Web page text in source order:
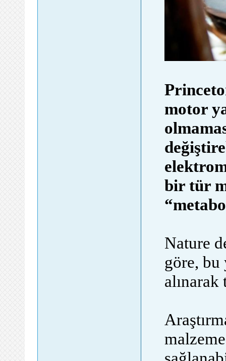
motor
bir tür
Nature
göre, bu
alınarak